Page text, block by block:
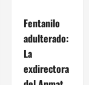
Fentanilo
adulterado:
La
exdirectora